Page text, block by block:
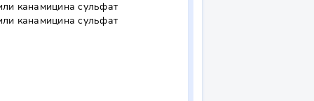
канамицина сульфат
канамицина сульфат